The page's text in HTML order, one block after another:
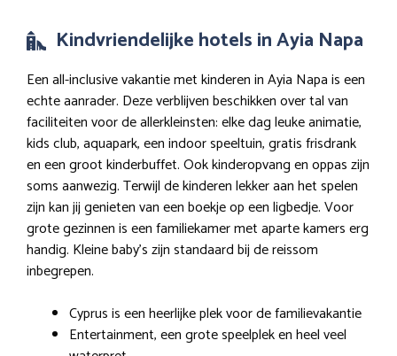
Kindvriendelijke hotels in Ayia Napa
Een all-inclusive vakantie met kinderen in Ayia Napa is een
echte aanrader. Deze verblijven beschikken over tal van
faciliteiten voor de allerkleinsten: elke dag leuke animatie,
kids club, aquapark, een indoor speeltuin, gratis frisdrank
en een groot kinderbuffet. Ook kinderopvang en oppas zijn
soms aanwezig. Terwijl de kinderen lekker aan het spelen
zijn kan jij genieten van een boekje op een ligbedje. Voor
grote gezinnen is een familiekamer met aparte kamers erg
handig. Kleine baby’s zijn standaard bij de reissom
inbegrepen.
Cyprus is een heerlijke plek voor de familievakantie
Entertainment, een grote speelplek en heel veel